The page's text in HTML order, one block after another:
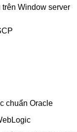
Window server
chuẩn Oracle